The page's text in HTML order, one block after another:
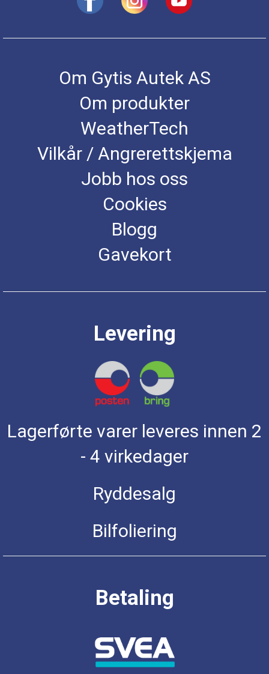
Om Gytis Autek AS
Om produkter
WeatherTech
Vilkår / Angrerettskjema
Jobb hos oss
Cookies
Blogg
Gavekort
Levering
Lagerførte varer leveres innen 2
- 4 virkedager
Ryddesalg
Bilfoliering
Betaling